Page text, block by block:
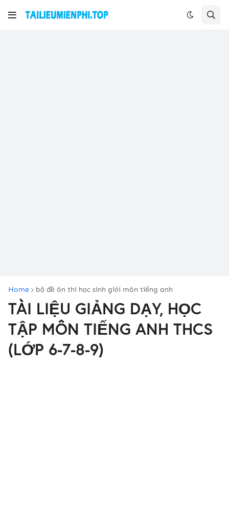
Home bộ đề ôn thi học sinh giỏi môn tiếng anh
TÀI LIỆU GIẢNG DẠY, HỌC
TẬP MÔN TIẾNG ANH THCS
(LỚP 6-7-8-9)